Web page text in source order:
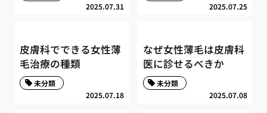
2025.07.31 2025.07.25
皮膚科でできる女性薄
毛治療の種類
2025.07.18
未分類
なぜ女性薄毛は皮膚科
医に診せるべきか
2025.07.08
未分類